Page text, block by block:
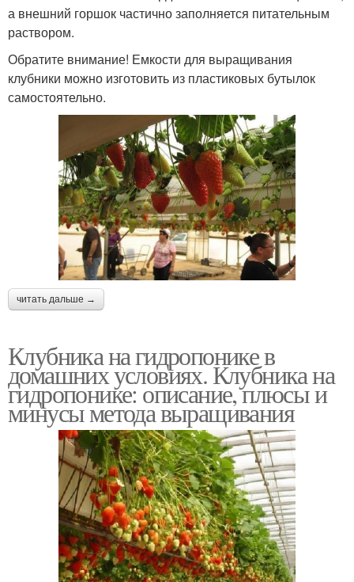
а внешний горшок частично заполняется питательным
раствором.
Обратите внимание! Емкости для выращивания
клубники можно изготовить из пластиковых бутылок
самостоятельно.
читать дальше →
Клубника на гидропонике в
домашних условиях. Клубника на
гидропонике: описание, плюсы и
минусы метода выращивания